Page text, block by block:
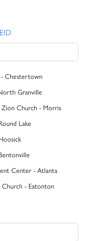
- Chestertown
Granville
Zion Church - Morris
Lake
Center - Atlanta
Church - Eatonton
Cornwall